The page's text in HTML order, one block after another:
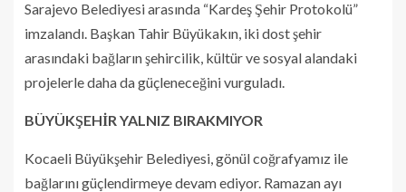
Sarajevo Belediyesi arasında “Kardeş Şehir Protokolü”
imzalandı. Başkan Tahir Büyükakın, iki dost şehir
arasındaki bağların şehircilik, kültür ve sosyal alandaki
projelerle daha da güçleneceğini vurguladı.
BÜYÜKŞEHİR YALNIZ BIRAKMIYOR
Kocaeli Büyükşehir Belediyesi, gönül coğrafyamız ile
bağlarını güçlendirmeye devam ediyor. Ramazan ayı